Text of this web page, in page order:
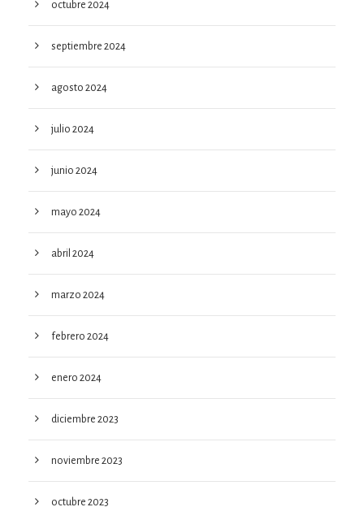
octubre 2024
septiembre 2024
agosto 2024
julio 2024
junio 2024
mayo 2024
abril 2024
marzo 2024
febrero 2024
enero 2024
diciembre 2023
noviembre 2023
octubre 2023